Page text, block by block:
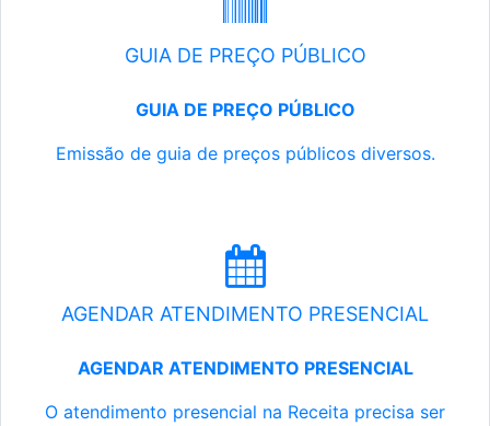
GUIA DE PREÇO PÚBLICO
GUIA DE PREÇO PÚBLICO
Emissão de guia de preços públicos diversos.
AGENDAR ATENDIMENTO PRESENCIAL
AGENDAR ATENDIMENTO PRESENCIAL
O atendimento presencial na Receita precisa ser